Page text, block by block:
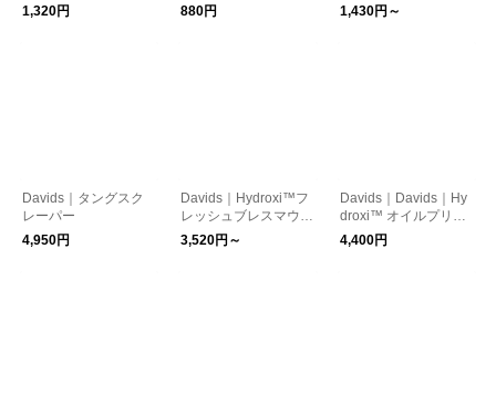
1,320円
880円
1,430円～
Davids｜タングスク
レーパー
4,950円
Davids｜Hydroxi™フ
レッシュブレスマウス
ウォッシュ
3,520円～
Davids｜Davids｜Hy
droxi™ オイルプリン
グ デンタルリンス
4,400円